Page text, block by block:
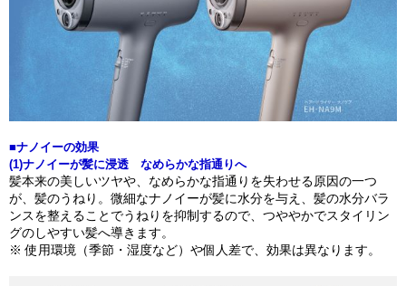
■ナノイーの効果
(1)ナノイーが髪に浸透 なめらかな指通りへ
髪本来の美しいツヤや、なめらかな指通りを失わせる原因の一つ
が、髪のうねり。微細なナノイーが髪に水分を与え、髪の水分バラ
ンスを整えることでうねりを抑制するので、つややかでスタイリン
グのしやすい髪へ導きます。
※ 使用環境（季節・湿度など）や個人差で、効果は異なります。